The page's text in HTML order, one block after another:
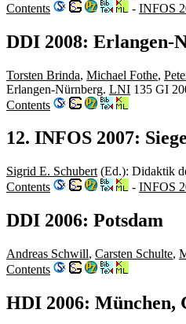
Contents
- INFOS
DDI 2008: Erlangen-
Torsten Brinda, Michael Fothe,
Erlangen-Nürnberg. LNI 135 GI
Contents
12. INFOS 2007:
Sigrid E. Schubert (Ed.): Didaktik
Contents
- INFOS
DDI 2006: Potsdam
Andreas Schwill, Carsten Schulte,
Contents
HDI 2006: München,